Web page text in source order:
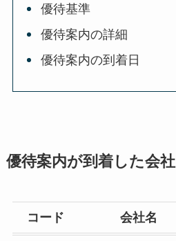
優待基準
優待案内の詳細
優待案内の到着日
優待案内が到着した会社
コード 会社名